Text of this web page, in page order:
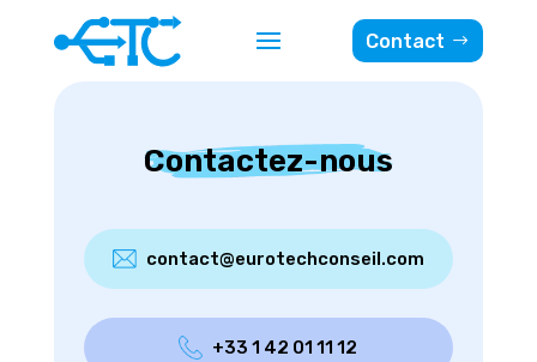
Contact
Contactez-nous
contact@eurotechconseil.com
+33 1 42 01 11 12